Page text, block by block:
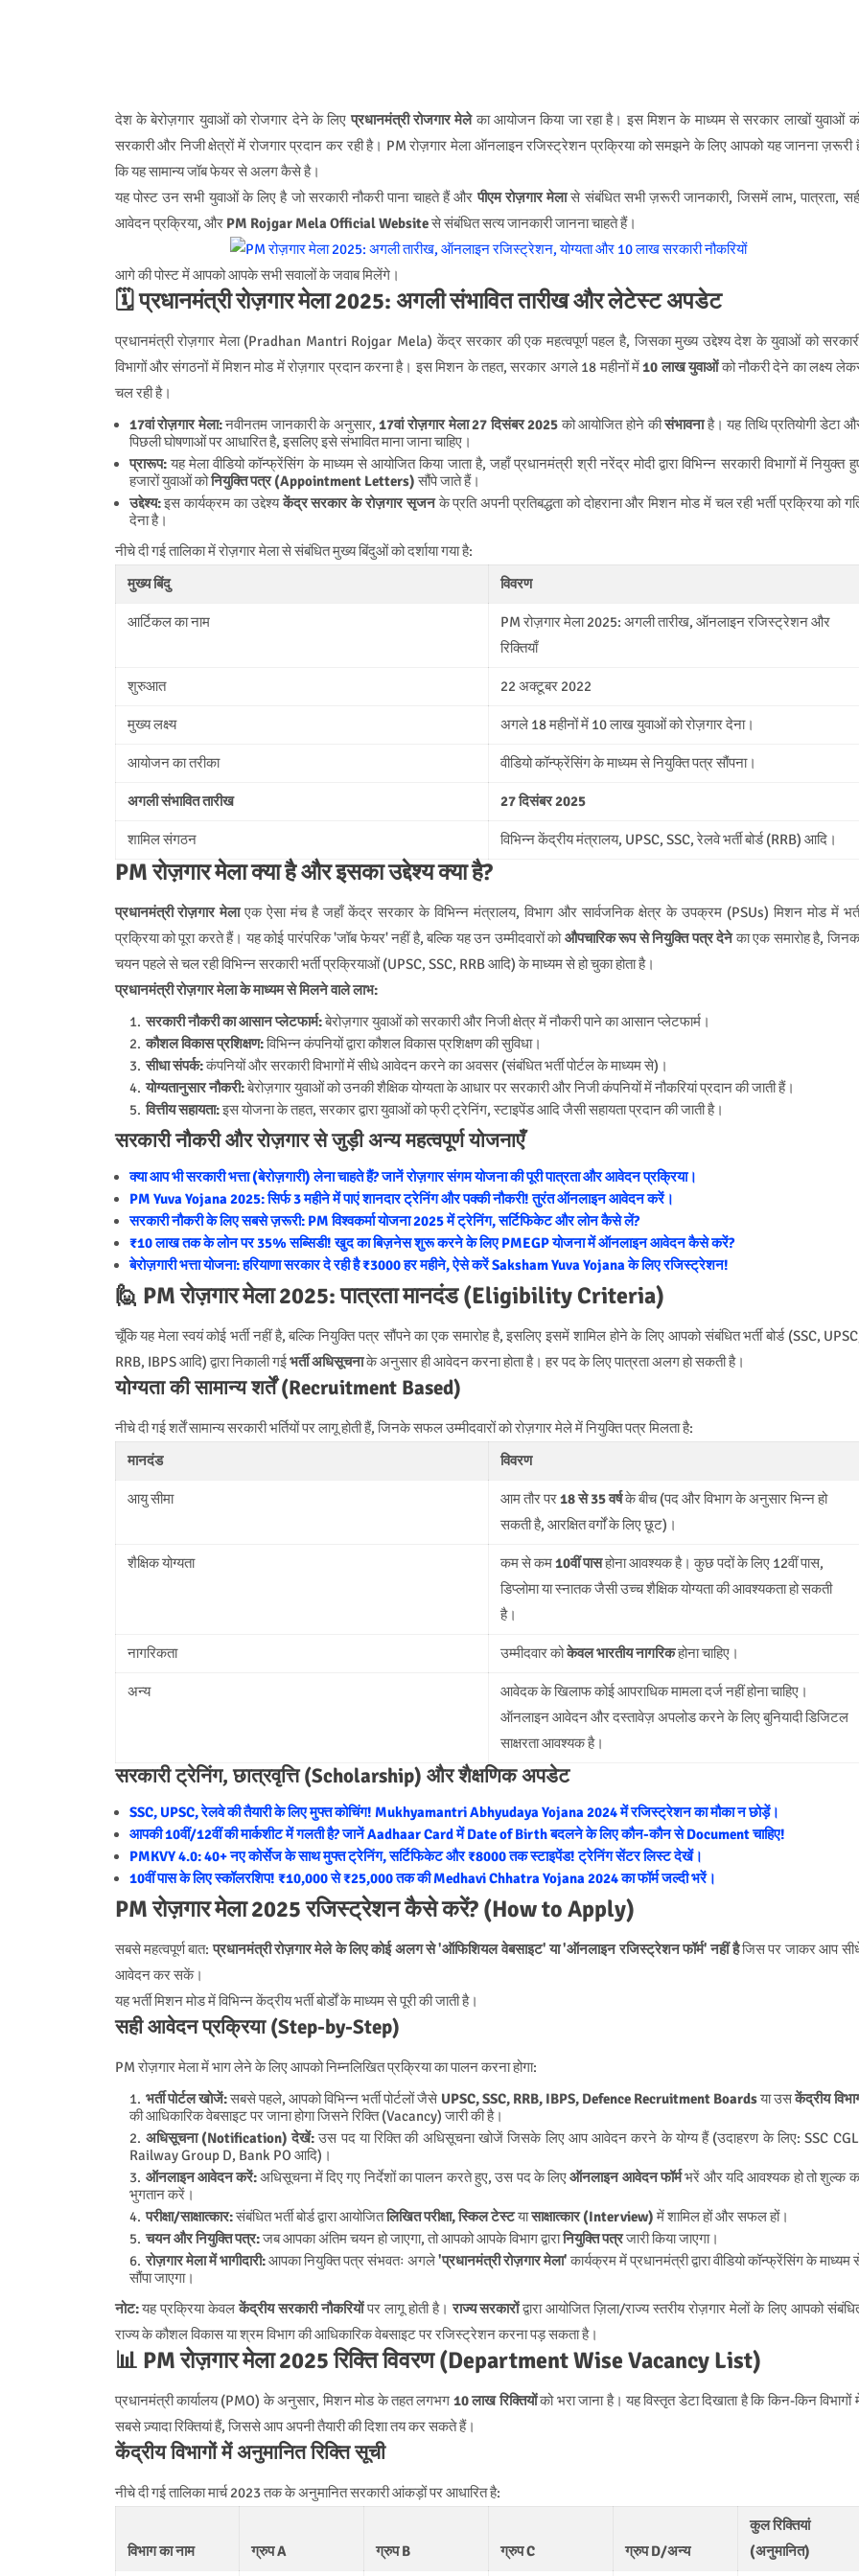
देश के बेरोज़गार युवाओं को रोजगार देने के लिएप्रधानमंत्री रोजगार मेलेका आयोजन किया जा रहा है। इस मिशन के माध्यम से सरकार लाखों युवाओं
सरकारी और निजी क्षेत्रों में रोजगार प्रदान कर रही है। PM रोज़गार मेला ऑनलाइन रजिस्ट्रेशन प्रक्रिया को समझने के लिए आपको यह जानना ज़रूरी
कि यह सामान्य जॉब फेयर से अलग कैसे है।
यह पोस्ट उन सभी युवाओं के लिए है जो सरकारी नौकरी पाना चाहते हैं औरपीएम रोज़गार मेलासे संबंधित सभी ज़रूरी जानकारी, जिसमें लाभ, पात्रता,
आवेदन प्रक्रिया, और PM Rojgar Mela Official Websiteसे संबंधित सत्य जानकारी जानना चाहते हैं।
आगे की पोस्ट में आपको आपके सभी सवालों के जवाब मिलेंगे।
🗓️ प्रधानमंत्री रोज़गार मेला 2025: अगली संभावित तारीख और लेटेस्ट अपडेट
प्रधानमंत्री रोज़गार मेला (Pradhan Mantri Rojgar Mela) केंद्र सरकार की एक महत्वपूर्ण पहल है, जिसका मुख्य उद्देश्य देश के युवाओं को
विभागों और संगठनों में मिशन मोड में रोज़गार प्रदान करना है। इस मिशन के तहत, सरकार अगले 18 महीनों में10 लाख युवाओंको नौकरी देने का लक्ष्य
चल रही है।
17वां रोज़गार मेला:नवीनतम जानकारी के अनुसार,17वां रोज़गार मेला27 दिसंबर 2025को आयोजित होने कीसंभावनाहै। यह तिथि प्रतियोगी डेटा
पिछली घोषणाओं पर आधारित है, इसलिए इसे संभावित माना जाना चाहिए।
प्रारूप:यह मेला वीडियो कॉन्फ्रेंसिंग के माध्यम से आयोजित किया जाता है, जहाँ प्रधानमंत्री श्री नरेंद्र मोदी द्वारा विभिन्न सरकारी विभागों में नियुक्त
हजारों युवाओं कोनियुक्ति पत्र (Appointment Letters)सौंपे जाते हैं।
उद्देश्य:इस कार्यक्रम का उद्देश्यकेंद्र सरकार के रोज़गार सृजनके प्रति अपनी प्रतिबद्धता को दोहराना और मिशन मोड में चल रही भर्ती प्रक्रिया को
देना है।
नीचे दी गई तालिका में रोज़गार मेला से संबंधित मुख्य बिंदुओं को दर्शाया गया है:
मुख्य बिंदु
विवरण
आर्टिकल का नाम
PM रोज़गार मेला 2025: अगली तारीख, ऑनलाइन रजिस्ट्रेशन और
रिक्तियाँ
शुरुआत 22 अक्टूबर 2022
मुख्य लक्ष्य अगले 18 महीनों में 10 लाख युवाओं को रोज़गार देना।
आयोजन का तरीका वीडियो कॉन्फ्रेंसिंग के माध्यम से नियुक्ति पत्र सौंपना।
अगली संभावित तारीख 27 दिसंबर 2025
शामिल संगठन विभिन्न केंद्रीय मंत्रालय, UPSC, SSC, रेलवे भर्ती बोर्ड (RRB) आदि।
PM रोज़गार मेला क्या है और इसका उद्देश्य क्या है?
प्रधानमंत्री रोज़गार मेलाएक ऐसा मंच है जहाँ केंद्र सरकार के विभिन्न मंत्रालय, विभाग और सार्वजनिक क्षेत्र के उपक्रम (PSUs) मिशन मोड में
प्रक्रिया को पूरा करते हैं। यह कोई पारंपरिक 'जॉब फेयर' नहीं है, बल्कि यह उन उम्मीदवारों कोऔपचारिक रूप से नियुक्ति पत्र देनेका एक समारोह है,
चयन पहले से चल रही विभिन्न सरकारी भर्ती प्रक्रियाओं (UPSC, SSC, RRB आदि) के माध्यम से हो चुका होता है।
प्रधानमंत्री रोज़गार मेला के माध्यम से मिलने वाले लाभ:
सरकारी नौकरी का आसान प्लेटफार्म:बेरोज़गार युवाओं को सरकारी और निजी क्षेत्र में नौकरी पाने का आसान प्लेटफार्म।
कौशल विकास प्रशिक्षण:विभिन्न कंपनियों द्वारा कौशल विकास प्रशिक्षण की सुविधा।
सीधा संपर्क:कंपनियों और सरकारी विभागों में सीधे आवेदन करने का अवसर (संबंधित भर्ती पोर्टल के माध्यम से)।
योग्यतानुसार नौकरी:बेरोज़गार युवाओं को उनकी शैक्षिक योग्यता के आधार पर सरकारी और निजी कंपनियों में नौकरियां प्रदान की जाती हैं।
वित्तीय सहायता:इस योजना के तहत, सरकार द्वारा युवाओं को फ्री ट्रेनिंग, स्टाइपेंड आदि जैसी सहायता प्रदान की जाती है।
सरकारी नौकरी और रोज़गार से जुड़ी अन्य महत्वपूर्ण योजनाएँ
क्या आप भी सरकारी भत्ता (बेरोज़गारी) लेना चाहते हैं? जानें रोज़गार संगम योजना की पूरी पात्रता और आवेदन प्रक्रिया।
PM Yuva Yojana 2025: सिर्फ 3 महीने में पाएं शानदार ट्रेनिंग और पक्की नौकरी! तुरंत ऑनलाइन आवेदन करें।
सरकारी नौकरी के लिए सबसे ज़रूरी: PM विश्वकर्मा योजना 2025 में ट्रेनिंग, सर्टिफिकेट और लोन कैसे लें?
₹10 लाख तक के लोन पर 35% सब्सिडी! खुद का बिज़नेस शुरू करने के लिए PMEGP योजना में ऑनलाइन आवेदन कैसे करें?
बेरोज़गारी भत्ता योजना: हरियाणा सरकार दे रही है ₹3000 हर महीने, ऐसे करें Saksham Yuva Yojana के लिए रजिस्ट्रेशन!
🙋 PM रोज़गार मेला 2025: पात्रता मानदंड (Eligibility Criteria)
चूँकि यह मेला स्वयं कोई भर्ती नहीं है, बल्कि नियुक्ति पत्र सौंपने का एक समारोह है, इसलिए इसमें शामिल होने के लिए आपको संबंधित भर्ती बोर्ड (SSC,
RRB, IBPS आदि) द्वारा निकाली गईभर्ती अधिसूचनाके अनुसार ही आवेदन करना होता है। हर पद के लिए पात्रता अलग हो सकती है।
योग्यता की सामान्य शर्तें (Recruitment Based)
नीचे दी गई शर्तें सामान्य सरकारी भर्तियों पर लागू होती हैं, जिनके सफल उम्मीदवारों को रोज़गार मेले में नियुक्ति पत्र मिलता है:
मानदंड
विवरण
आयु सीमा आम तौर पर18 से 35 वर्षके बीच (पद और विभाग के अनुसार भिन्न हो
सकती है, आरक्षित वर्गों के लिए छूट)।
शैक्षिक योग्यता कम से कम10वीं पासहोना आवश्यक है। कुछ पदों के लिए 12वीं पास,
डिप्लोमा या स्नातक जैसी उच्च शैक्षिक योग्यता की आवश्यकता हो सकती
है।
नागरिकता उम्मीदवार कोकेवल भारतीय नागरिकहोना चाहिए।
अन्य
आवेदक के खिलाफ कोई आपराधिक मामला दर्ज नहीं होना चाहिए।
ऑनलाइन आवेदन और दस्तावेज़ अपलोड करने के लिए बुनियादी डिजिटल
साक्षरता आवश्यक है।
सरकारी ट्रेनिंग, छात्रवृत्ति (Scholarship) और शैक्षणिक अपडेट
SSC, UPSC, रेलवे की तैयारी के लिए मुफ्त कोचिंग! Mukhyamantri Abhyudaya Yojana 2024 में रजिस्ट्रेशन का मौका न छोड़ें।
आपकी 10वीं/12वीं की मार्कशीट में गलती है? जानें Aadhaar Card में Date of Birth बदलने के लिए कौन-कौन से Document चाहिए!
PMKVY 4.0: 40+ नए कोर्सेज के साथ मुफ्त ट्रेनिंग, सर्टिफिकेट और ₹8000 तक स्टाइपेंड! ट्रेनिंग सेंटर लिस्ट देखें।
10वीं पास के लिए स्कॉलरशिप! ₹10,000 से ₹25,000 तक की Medhavi Chhatra Yojana 2024 का फॉर्म जल्दी भरें।
PM रोज़गार मेला 2025 रजिस्ट्रेशन कैसे करें? (How to Apply)
सबसे महत्वपूर्ण बात:प्रधानमंत्री रोज़गार मेले के लिए कोई अलग से 'ऑफिशियल वेबसाइट' या 'ऑनलाइन रजिस्ट्रेशन फॉर्म' नहीं हैजिस पर जाकर आप
आवेदन कर सकें।
यह भर्ती मिशन मोड में विभिन्न केंद्रीय भर्ती बोर्डों के माध्यम से पूरी की जाती है।
सही आवेदन प्रक्रिया (Step-by-Step)
PM रोज़गार मेला में भाग लेने के लिए आपको निम्नलिखित प्रक्रिया का पालन करना होगा:
भर्ती पोर्टल खोजें:सबसे पहले, आपको विभिन्न भर्ती पोर्टलों जैसे UPSC, SSC, RRB, IBPS, Defence Recruitment Boardsया उसकेंद्रीय
की आधिकारिक वेबसाइट पर जाना होगा जिसने रिक्ति (Vacancy) जारी की है।
अधिसूचना (Notification) देखें:उस पद या रिक्ति की अधिसूचना खोजें जिसके लिए आप आवेदन करने के योग्य हैं (उदाहरण के लिए: SSC
Railway Group D, Bank PO आदि)।
ऑनलाइन आवेदन करें:अधिसूचना में दिए गए निर्देशों का पालन करते हुए, उस पद के लिएऑनलाइन आवेदन फॉर्मभरें और यदि आवश्यक हो तो शुल्क
भुगतान करें।
परीक्षा/साक्षात्कार:संबंधित भर्ती बोर्ड द्वारा आयोजितलिखित परीक्षा, स्किल टेस्टयासाक्षात्कार (Interview)में शामिल हों और सफल हों।
चयन और नियुक्ति पत्र:जब आपका अंतिम चयन हो जाएगा, तो आपको आपके विभाग द्वारानियुक्ति पत्रजारी किया जाएगा।
रोज़गार मेला में भागीदारी:आपका नियुक्ति पत्र संभवतः अगले'प्रधानमंत्री रोज़गार मेला'कार्यक्रम में प्रधानमंत्री द्वारा वीडियो कॉन्फ्रेंसिंग के माध्यम
सौंपा जाएगा।
नोट:यह प्रक्रिया केवलकेंद्रीय सरकारी नौकरियोंपर लागू होती है।राज्य सरकारोंद्वारा आयोजित ज़िला/राज्य स्तरीय रोज़गार मेलों के लिए आपको
राज्य के कौशल विकास या श्रम विभाग की आधिकारिक वेबसाइट पर रजिस्ट्रेशन करना पड़ सकता है।
📊 PM रोज़गार मेला 2025 रिक्ति विवरण (Department Wise Vacancy List)
प्रधानमंत्री कार्यालय (PMO) के अनुसार, मिशन मोड के तहत लगभग 10 लाख रिक्तियोंको भरा जाना है। यह विस्तृत डेटा दिखाता है कि किन-किन विभागों
सबसे ज़्यादा रिक्तियां हैं, जिससे आप अपनी तैयारी की दिशा तय कर सकते हैं।
केंद्रीय विभागों में अनुमानित रिक्ति सूची
नीचे दी गई तालिका मार्च 2023 तक के अनुमानित सरकारी आंकड़ों पर आधारित है:
विभाग का नाम ग्रुप A ग्रुप B ग्रुप C ग्रुप D/अन्य
कुल रिक्तियां
(अनुमानित)